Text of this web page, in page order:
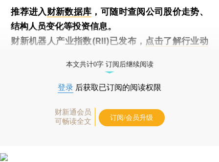
推荐进入财新数据库 ，可随时查阅公司股价走势、
结构人员变化等投资信息。
财新机器人产业指数(RII)已发布， 点击了解行业动
本文共计0字 订阅后继续阅读
登录 后获取已订阅的阅读权限
财新通会员
可畅读全文
订阅/会员升级